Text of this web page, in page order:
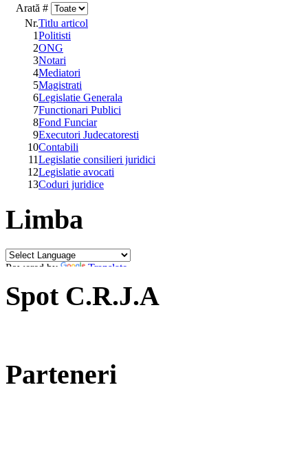
Arată #
Nr.Titlu articol
1Politisti
2ONG
3Notari
4Mediatori
5Magistrati
6Legislatie Generala
7Functionari Publici
8Fond Funciar
9Executori Judecatoresti
10Contabili
11Legislatie consilieri juridici
12Legislatie avocati
13Coduri juridice
Limba
Powered by Translate
Spot C.R.J.A
Parteneri